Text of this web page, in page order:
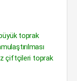
toprak
çiftçileri toprak